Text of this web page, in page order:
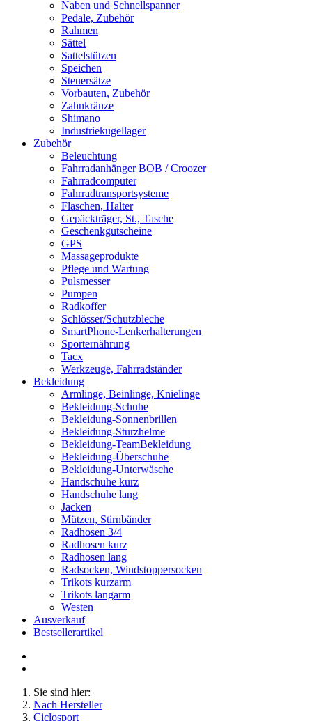
Naben und Schnellspanner
Pedale, Zubehör
Rahmen
Sättel
Sattelstützen
Speichen
Steuersätze
Vorbauten, Zubehör
Zahnkränze
Shimano
Industriekugellager
Zubehör
Beleuchtung
Fahrradanhänger BOB / Croozer
Fahrradcomputer
Fahrradtransportsysteme
Flaschen, Halter
Gepäckträger, St., Tasche
Geschenkgutscheine
GPS
Massageprodukte
Pflege und Wartung
Pulsmesser
Pumpen
Radkoffer
Schlösser/Schutzbleche
SmartPhone-Lenkerhalterungen
Sporternährung
Tacx
Werkzeuge, Fahrradständer
Bekleidung
Armlinge, Beinlinge, Knielinge
Bekleidung-Schuhe
Bekleidung-Sonnenbrillen
Bekleidung-Sturzhelme
Bekleidung-TeamBekleidung
Bekleidung-Überschuhe
Bekleidung-Unterwäsche
Handschuhe kurz
Handschuhe lang
Jacken
Mützen, Stirnbänder
Radhosen 3/4
Radhosen kurz
Radhosen lang
Radsocken, Windstoppersocken
Trikots kurzarm
Trikots langarm
Westen
Ausverkauf
Bestsellerartikel
Sie sind hier:
Nach Hersteller
Ciclosport